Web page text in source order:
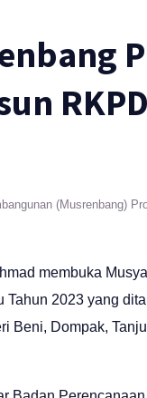
(Musrenbang)
membuka
2023 yang
Beni, Dompak,